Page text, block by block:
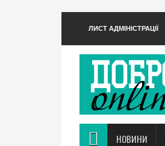
ЛИСТ АДМІНІСТРАЦІЇ
НОВИНИ